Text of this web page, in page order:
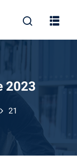
2023
21